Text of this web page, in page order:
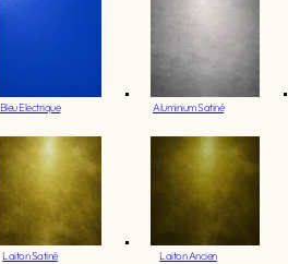
Bleu Electrique Aluminium Satiné
Laiton Satiné Laiton Ancien